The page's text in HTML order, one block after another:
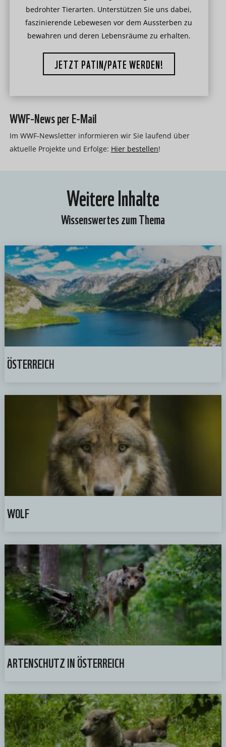
bedrohter Tierarten. Unterstützen Sie uns dabei,
faszinierende Lebewesen vor dem Aussterben zu
bewahren und deren Lebensräume zu erhalten.
JETZT PATIN/PATE WERDEN!
WWF-News per E-Mail
Im WWF-Newsletter informieren wir Sie laufend über
aktuelle Projekte und Erfolge: Hier bestellen!
Weitere Inhalte
Wissenswertes zum Thema
ÖSTERREICH
WOLF
ARTENSCHUTZ IN ÖSTERREICH